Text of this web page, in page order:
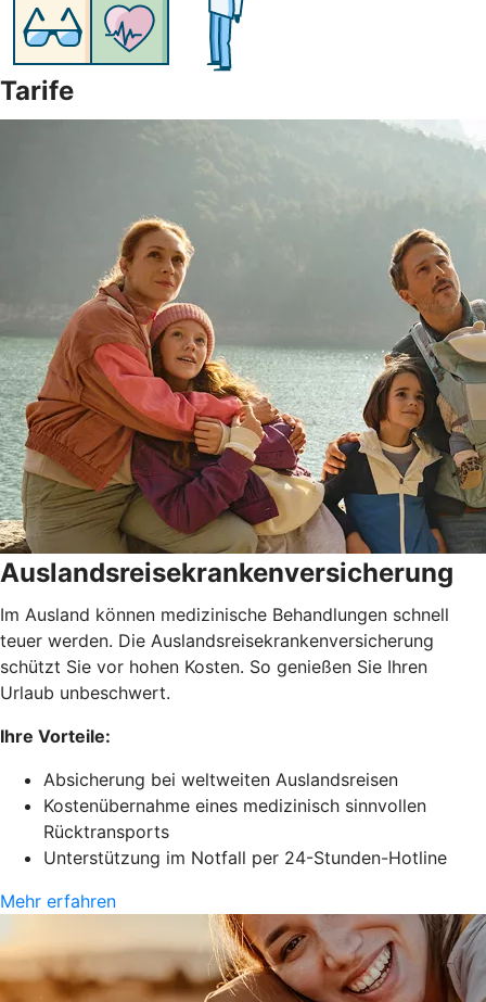
Tarife
Auslandsreisekrankenversicherung
Im Ausland können medizinische Behandlungen schnell
teuer werden. Die Auslandsreisekrankenversicherung
schützt Sie vor hohen Kosten. So genießen Sie Ihren
Urlaub unbeschwert.
Ihre Vorteile:
Absicherung bei weltweiten Auslandsreisen
Kostenübernahme eines medizinisch sinnvollen
Rücktransports
Unterstützung im Notfall per 24-Stunden-Hotline
Mehr erfahren